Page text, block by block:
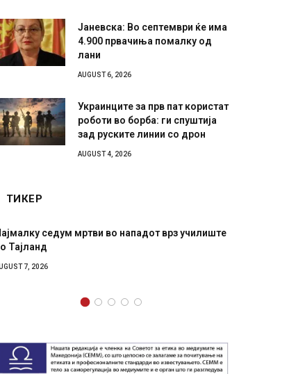
Јаневска: Во септември ќе има
4.900 првачиња помалку од
лани
AUGUST 6, 2026
Украинците за прв пат користат
роботи во борба: ги спуштија
зад руските линии со дрон
AUGUST 4, 2026
ТИКЕР
СОЗИС: Украинците повеќе им веруваат на
генералите отколку на Зеленски
AUGUST 7, 2026